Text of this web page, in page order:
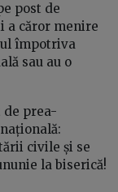
post de
a căror menire
împotriva
sau au o
prea-
civile și se
la biserică!